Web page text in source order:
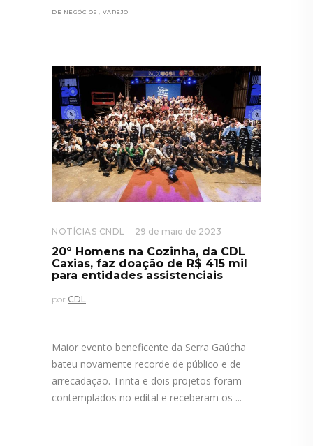
DE NEGÓCIOS , VAREJO
NOTÍCIAS CNDL 29 de maio de 2023
20º Homens na Cozinha, da CDL
Caxias, faz doação de R$ 415 mil
para entidades assistenciais
por CDL
Maior evento beneficente da Serra Gaúcha
bateu novamente recorde de público e de
arrecadação. Trinta e dois projetos foram
contemplados no edital e receberam os